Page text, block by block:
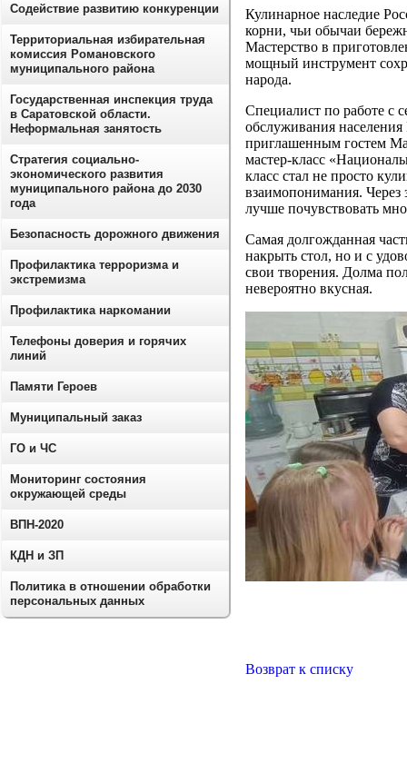
Кулинарное наследие
корни, чьи обычаи
Мастерство в
мощный инструмент
народа.
Специалист по работе с
обслуживания
приглашенным гостем
мастер-класс
класс стал не просто
взаимопонимания. Через
лучше почувствовать
Самая долгожданная
накрыть стол, но и с
свои творения. Долма
невероятно вкусная.
Возврат к списку
Содействие развитию конкуренции
Территориальная избирательная
комиссия Романовского
муниципального района
Государственная инспекция труда
в Саратовской области.
Неформальная занятость
Стратегия социально-
экономического развития
муниципального района до 2030
года
Безопасность дорожного движения
Профилактика терроризма и
экстремизма
Профилактика наркомании
Телефоны доверия и горячих
линий
Памяти Героев
Муниципальный заказ
ГО и ЧС
Мониторинг состояния
окружающей среды
ВПН-2020
КДН и ЗП
Политика в отношении обработки
персональных данных